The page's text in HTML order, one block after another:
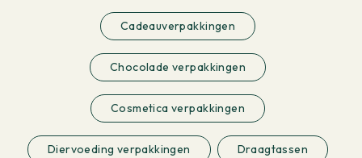
Cadeauverpakkingen
Chocolade verpakkingen
Cosmetica verpakkingen
Diervoeding verpakkingen Draagtassen